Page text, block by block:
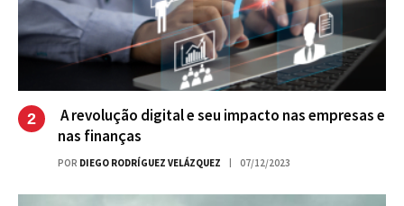
A revolução digital e seu impacto nas empresas e
nas finanças
POR DIEGO RODRÍGUEZ VELÁZQUEZ 07/12/2023